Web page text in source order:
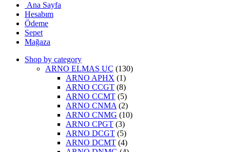
Ana Sayfa
Hesabım
Ödeme
Sepet
Mağaza
Shop by category
ARNO ELMAS UÇ (130)
ARNO APHX (1)
ARNO CCGT (8)
ARNO CCMT (5)
ARNO CNMA (2)
ARNO CNMG (10)
ARNO CPGT (3)
ARNO DCGT (5)
ARNO DCMT (4)